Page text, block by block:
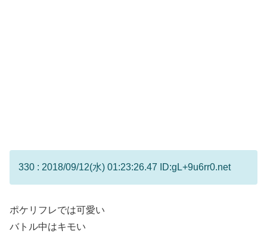
330 : 2018/09/12(水) 01:23:26.47 ID:gL+9u6rr0.net
ポケリフレでは可愛い
バトル中はキモい